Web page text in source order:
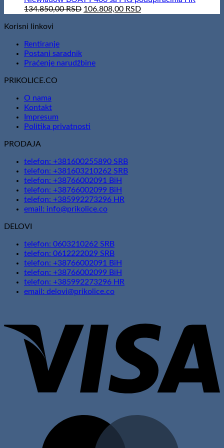
166.600,00 RSD.151.410,00 RSD.
134.850,00RSD Original
106.808,00 RSDCurrent
Korisni linkovi
Rentiranje
Postani saradnik
Praćenje narudžbine
PRIKOLICE.CO
O nama
Kontakt
Impresum
Politika privatnosti
PRODAJA
telefon: +381600255890 SRB
telefon: +381603210262 SRB
telefon: +38766002091 BiH
telefon: +38766002099 BiH
telefon: +385992273296 HR
email: info@prikolice.co
DELOVI
telefon: 0603210262 SRB
telefon: 0612222029 SRB
telefon: +38766002091 BiH
telefon: +38766002099 BiH
telefon: +385992273296 HR
email: delovi@prikolice.co